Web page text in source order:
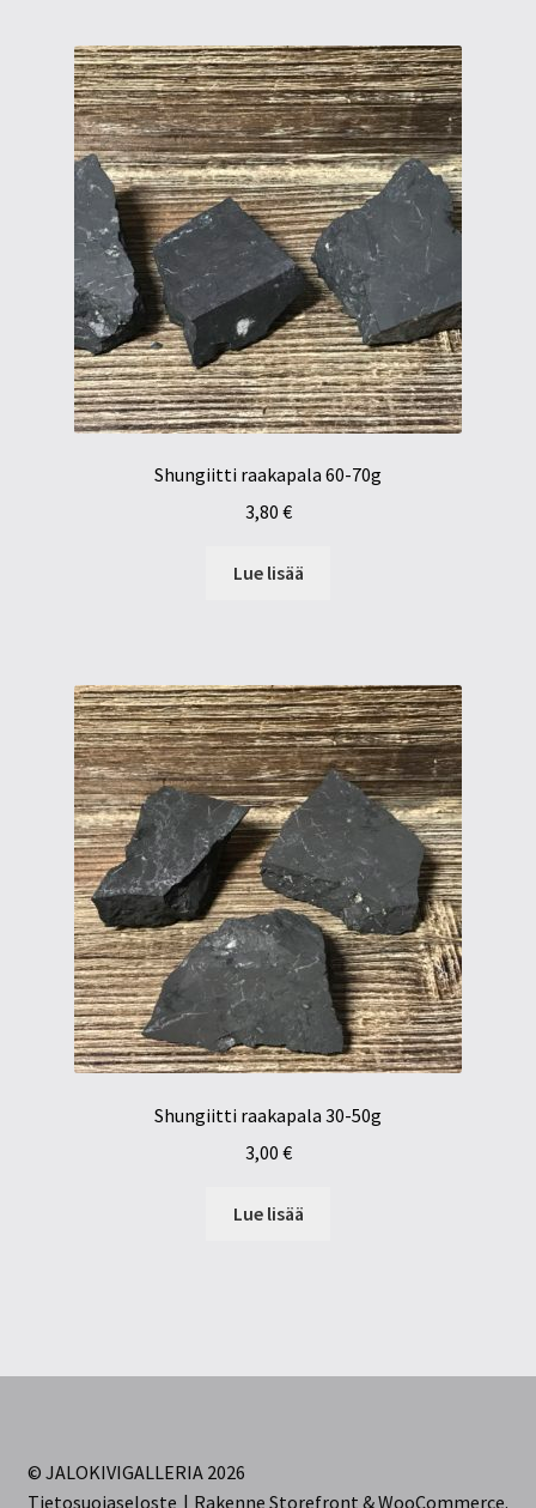
Shungiitti raakapala 60-70g
3,80 €
Lue lisää
Shungiitti raakapala 30-50g
3,00 €
Lue lisää
© JALOKIVIGALLERIA 2026
Tietosuojaseloste
Rakenne Storefront & WooCommerce.